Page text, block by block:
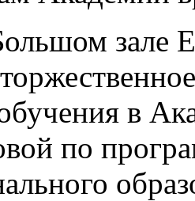
зале
в
по